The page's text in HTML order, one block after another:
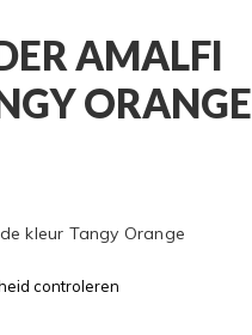
AMALFI
ORANGE
kleur Tangy Orange
controleren